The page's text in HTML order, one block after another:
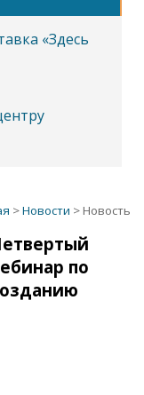
«Здесь
>Новости > Новость
по